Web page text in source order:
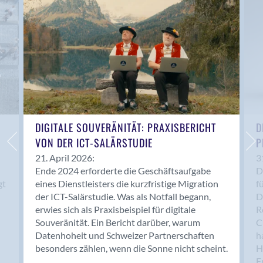
Anwil
Appenzell
Au SG
Baar
Baden
Balsthal
Balzers
Basel
Bassersdorf
Belp
Bendern
Benken (SG)
Bergdietikon
Berlin
Bern
Bern - Liebefeld
DIGITALE SOUVERÄNITÄT: PRAXISBERICHT
VON DER ICT-SALÄRSTUDIE
21. April 2026:
Ende 2024 erforderte die Geschäftsaufgabe
eines Dienstleisters die kurzfristige Migration
der ICT-Salärstudie. Was als Notfall begann,
erwies sich als Praxisbeispiel für digitale
Souveränität. Ein Bericht darüber, warum
Datenhoheit und Schweizer Partnerschaften
besonders zählen, wenn die Sonne nicht scheint.